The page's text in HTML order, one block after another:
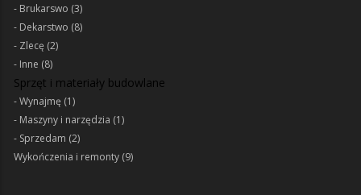
Brukarswo (3)
Dekarstwo (8)
Zlecę (2)
Inne (8)
Sprzęt i materiały budowlane
Wynajmę (1)
Maszyny i narzędzia (1)
Sprzedam (2)
Wykończenia i remonty (9)